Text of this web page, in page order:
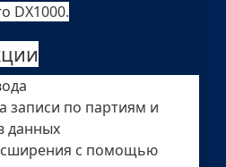
DX1000.
записи по партиям и
данных
с помощью